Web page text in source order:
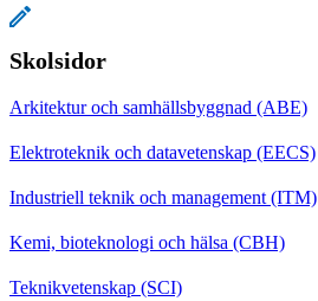
Skolsidor
Arkitektur och samhällsbyggnad (ABE)
Elektroteknik och datavetenskap (EECS)
Industriell teknik och management (ITM)
Kemi, bioteknologi och hälsa (CBH)
Teknikvetenskap (SCI)